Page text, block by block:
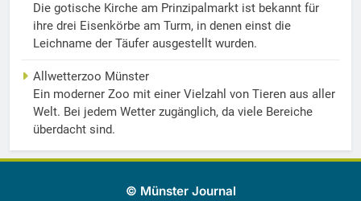
Die gotische Kirche am Prinzipalmarkt ist bekannt für
ihre drei Eisenkörbe am Turm, in denen einst die
Leichname der Täufer ausgestellt wurden.
Allwetterzoo Münster
Ein moderner Zoo mit einer Vielzahl von Tieren aus aller
Welt. Bei jedem Wetter zugänglich, da viele Bereiche
überdacht sind.
© Münster Journal